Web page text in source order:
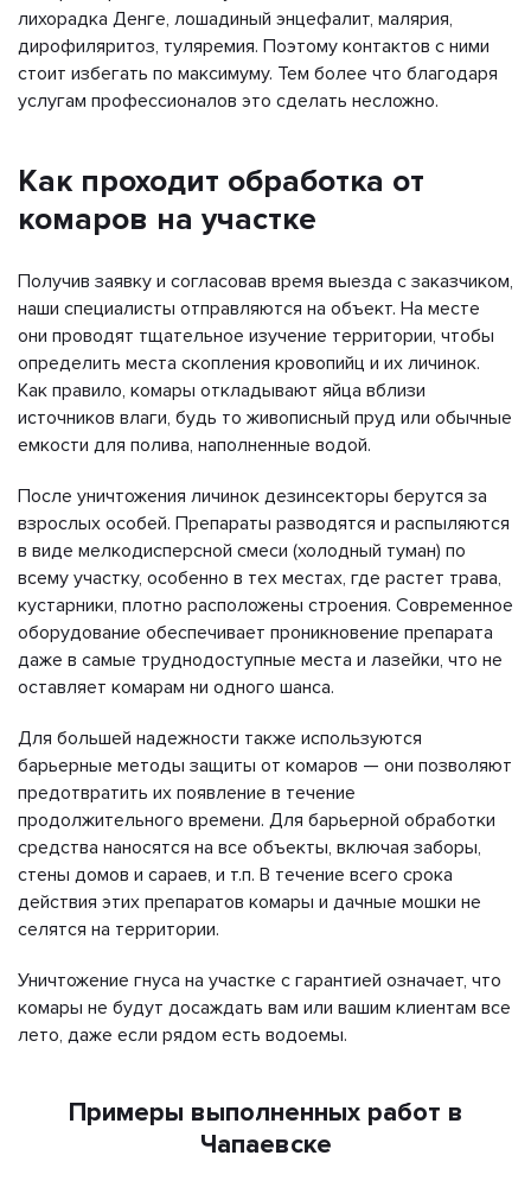
лихорадка Денге, лошадиный энцефалит, малярия,
дирофиляритоз, туляремия. Поэтому контактов с ними
стоит избегать по максимуму. Тем более что благодаря
услугам профессионалов это сделать несложно.
Как проходит обработка от
комаров на участке
Получив заявку и согласовав время выезда с заказчиком,
наши специалисты отправляются на объект. На месте
они проводят тщательное изучение территории, чтобы
определить места скопления кровопийц и их личинок.
Как правило, комары откладывают яйца вблизи
источников влаги, будь то живописный пруд или обычные
емкости для полива, наполненные водой.
После уничтожения личинок дезинсекторы берутся за
взрослых особей. Препараты разводятся и распыляются
в виде мелкодисперсной смеси (холодный туман) по
всему участку, особенно в тех местах, где растет трава,
кустарники, плотно расположены строения. Современное
оборудование обеспечивает проникновение препарата
даже в самые труднодоступные места и лазейки, что не
оставляет комарам ни одного шанса.
Для большей надежности также используются
барьерные методы защиты от комаров — они позволяют
предотвратить их появление в течение
продолжительного времени. Для барьерной обработки
средства наносятся на все объекты, включая заборы,
стены домов и сараев, и т.п. В течение всего срока
действия этих препаратов комары и дачные мошки не
селятся на территории.
Уничтожение гнуса на участке с гарантией означает, что
комары не будут досаждать вам или вашим клиентам все
лето, даже если рядом есть водоемы.
Примеры выполненных работ в
Чапаевске